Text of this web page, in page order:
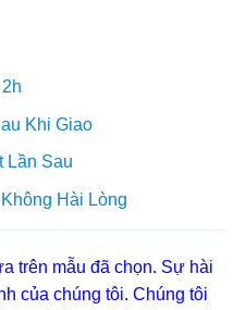
Khi Giao
Lần Sau
Hài Lòng
trên mẫu đã chọn. Sự hài
của chúng tôi. Chúng tôi